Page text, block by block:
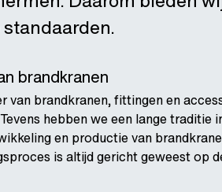
brandkranen
van brandkranen, fittingen en
hebben we een lange traditie
en productie van
is altijd gericht geweest op